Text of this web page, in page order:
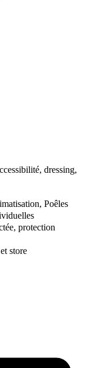
dressing,
Poêles
protection
store